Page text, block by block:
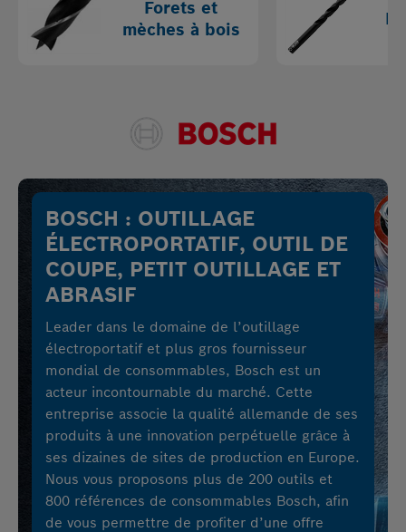
Forets et
mèches à bois
BOSCH : OUTILLAGE
ÉLECTROPORTATIF, OUTIL DE
COUPE, PETIT OUTILLAGE ET
ABRASIF
Leader dans le domaine de l’outillage
électroportatif et plus gros fournisseur
mondial de consommables, Bosch est un
acteur incontournable du marché. Cette
entreprise associe la qualité allemande de ses
produits à une innovation perpétuelle grâce à
ses dizaines de sites de production en Europe.
Nous vous proposons plus de 200 outils et
800 références de consommables Bosch, afin
de vous permettre de profiter d’une offre